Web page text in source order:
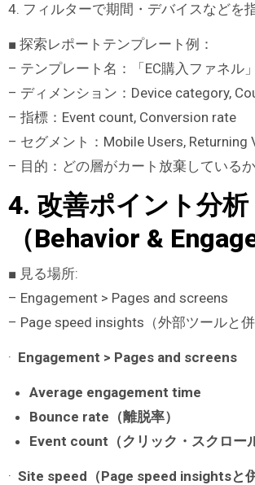
4. フィルターで期間・デバイスなどを
■ 探索レポートテンプレート例：
– テンプレート名：「EC購入ファネル」
– ディメンション：Device category,
– 指標：Event count, Conversion rate
– セグメント：Mobile Users, Returning
– 目的：どの層がカート放棄している
4. 改善ポイント分析
（Behavior &
■ 見る場所:
– Engagement > Pages and screens
– Page speed insights（外部ツールと併
· Engagement > Pages and screens
Average engagement time
Bounce rate （離脱率）
Event count （クリック・スクロー
· Site speed （Page speed insightsと